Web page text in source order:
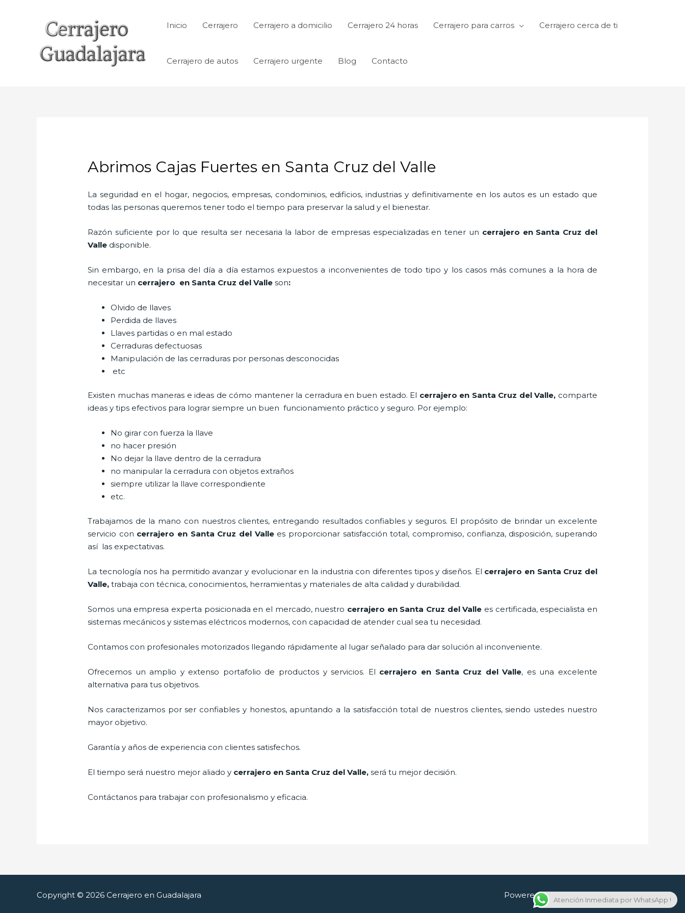
Inicio Cerrajero Cerrajero a domicilio Cerrajero 24 horas Cerrajero para carros Cerrajero cerca de ti
Cerrajero de autos Cerrajero urgente Blog Contacto
Abrimos Cajas Fuertes en Santa Cruz del Valle
La seguridad en el hogar, negocios, empresas, condominios, edificios, industrias y definitivamente en los autos es un estado que
todas las personas queremos tener todo el tiempo para preservar la salud y el bienestar.
Razón suficiente por lo que resulta ser necesaria la labor de empresas especializadas en tener un cerrajero en Santa Cruz del
Valle disponible.
Sin embargo, en la prisa del día a día estamos expuestos a inconvenientes de todo tipo y los casos más comunes a la hora de
necesitar un cerrajero en Santa Cruz del Valle son:
Olvido de llaves
Perdida de llaves
Llaves partidas o en mal estado
Cerraduras defectuosas
Manipulación de las cerraduras por personas desconocidas
etc
Existen muchas maneras e ideas de cómo mantener la cerradura en buen estado. El cerrajero en Santa Cruz del Valle, comparte
ideas y tips efectivos para lograr siempre un buen funcionamiento práctico y seguro. Por ejemplo:
No girar con fuerza la llave
no hacer presión
No dejar la llave dentro de la cerradura
no manipular la cerradura con objetos extraños
siempre utilizar la llave correspondiente
etc.
Trabajamos de la mano con nuestros clientes, entregando resultados confiables y seguros. El propósito de brindar un excelente
servicio con cerrajero en Santa Cruz del Vallees proporcionar satisfacción total, compromiso, confianza, disposición, superando
así las expectativas.
La tecnología nos ha permitido avanzar y evolucionar en la industria con diferentes tipos y diseños. El cerrajero en Santa Cruz del
Valle,trabaja con técnica, conocimientos, herramientas y materiales de alta calidad y durabilidad.
Somos una empresa experta posicionada en el mercado, nuestro cerrajero en Santa Cruz del Valle es certificada, especialista en
sistemas mecánicos y sistemas eléctricos modernos, con capacidad de atender cual sea tu necesidad.
Contamos con profesionales motorizados llegando rápidamente al lugar señalado para dar solución al inconveniente.
Ofrecemos un amplio y extenso portafolio de productos y servicios. El cerrajero en Santa Cruz del Valle, es una excelente
alternativa para tus objetivos.
Nos caracterizamos por ser confiables y honestos, apuntando a la satisfacción total de nuestros clientes, siendo ustedes nuestro
mayor objetivo.
Garantía y años de experiencia con clientes satisfechos.
El tiempo será nuestro mejor aliado y cerrajero en Santa Cruz del Valle,será tu mejor decisión.
Contáctanos para trabajar con profesionalismo y eficacia.
Copyright © 2026 Cerrajero en Guadalajara Powered by Cerrajero en Guadalajara
Atención Inmediata por WhatsApp !